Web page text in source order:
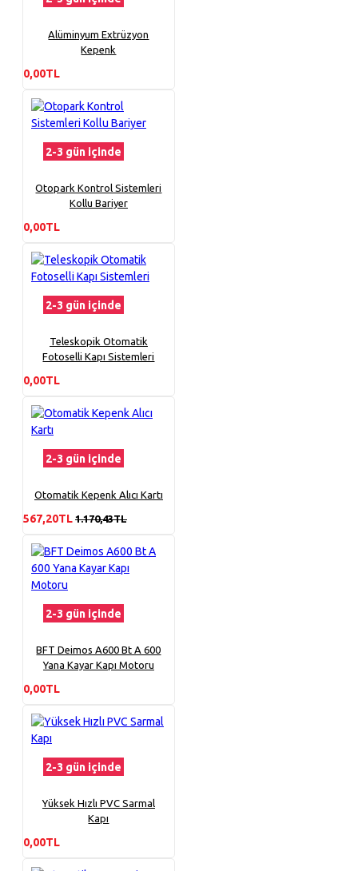
Alüminyum Extrüzyon
Kepenk
0,00TL
2-3 gün içinde
Otopark Kontrol Sistemleri
Kollu Bariyer
0,00TL
2-3 gün içinde
Teleskopik Otomatik
Fotoselli Kapı Sistemleri
0,00TL
2-3 gün içinde
Otomatik Kepenk Alıcı Kartı
567,20TL 1.170,43TL
2-3 gün içinde
BFT Deimos A600 Bt A 600
Yana Kayar Kapı Motoru
0,00TL
2-3 gün içinde
Yüksek Hızlı PVC Sarmal
Kapı
0,00TL